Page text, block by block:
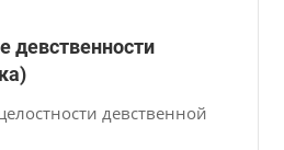
девственности
девственной